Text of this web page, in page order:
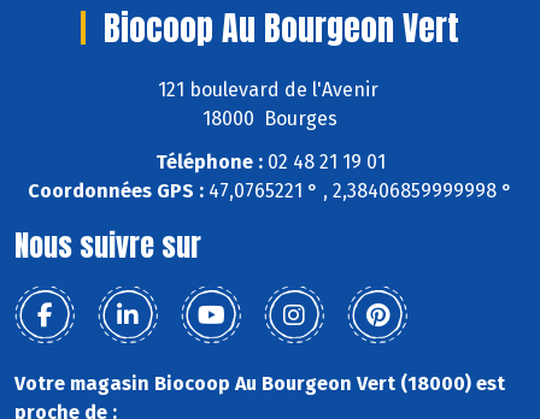
Biocoop Au Bourgeon Vert
121 boulevard de l'Avenir
18000 Bourges
Téléphone :02 48 21 19 01
Coordonnées GPS : 47,0765221 ° , 2,38406859999998 °
Nous suivre sur
Votre magasin Biocoop Au Bourgeon Vert (18000) est
proche de :